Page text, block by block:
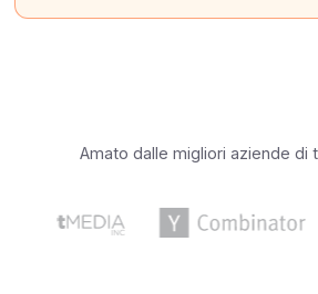
Amato dalle migliori aziende di